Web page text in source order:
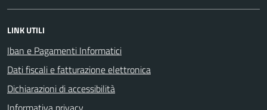
LINK UTILI
Iban e Pagamenti Informatici
Dati fiscali e fatturazione elettronica
Dichiarazioni di accessibilità